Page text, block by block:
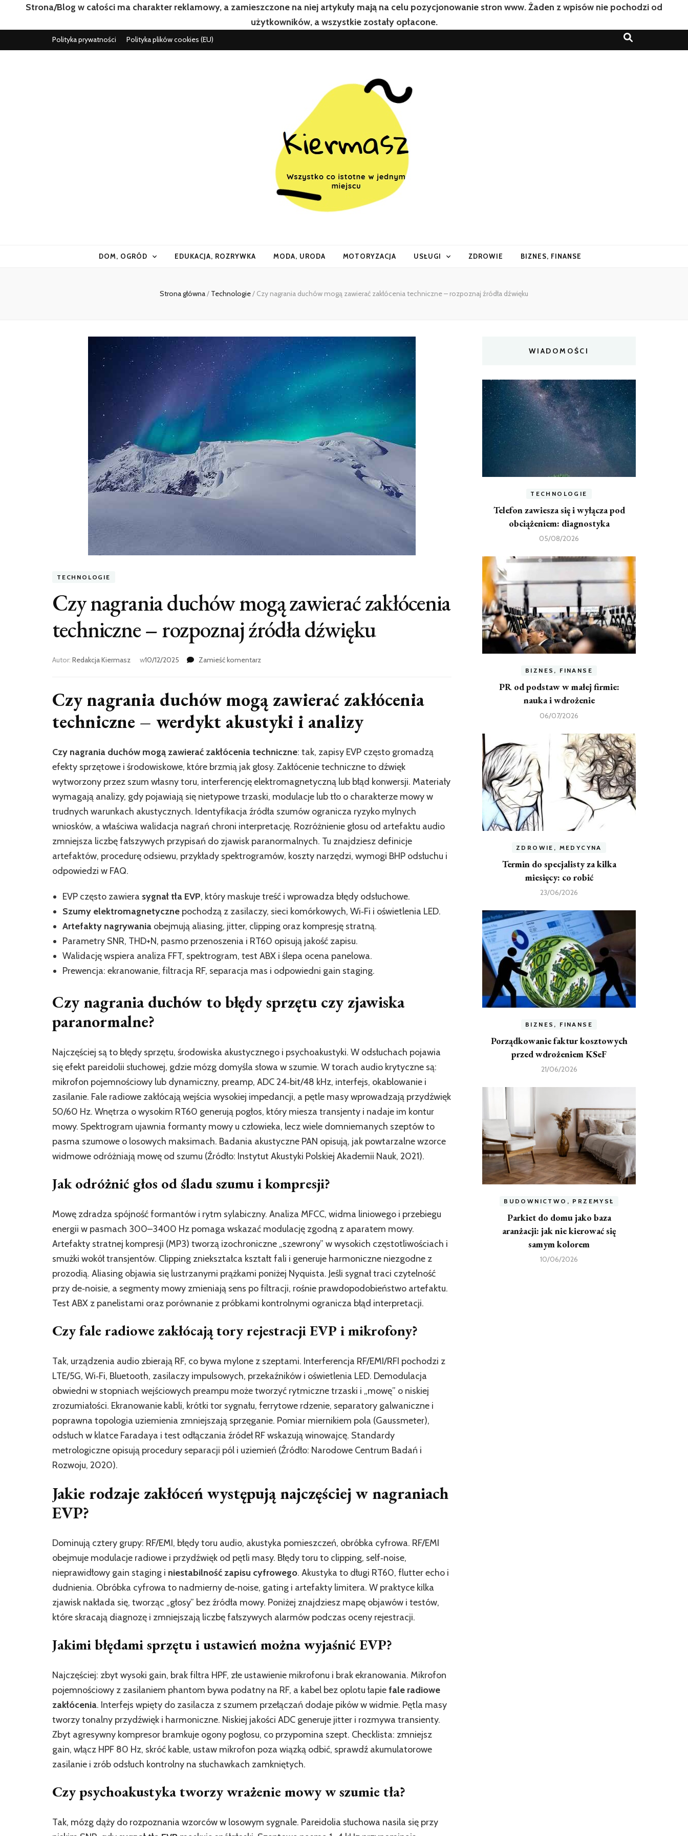
Strona/Blog w całości ma charakter reklamowy, a zamieszczone na niej artykuły mają na celu pozycjonowanie stron www. Żaden z wpisów nie pochodzi od
użytkowników, a wszystkie zostały opłacone.
Polityka prywatności Polityka plików cookies (EU)
DOM, OGRÓD EDUKACJA, ROZRYWKA MODA, URODA MOTORYZACJA USŁUGI ZDROWIE BIZNES, FINANSE
Strona główna/ Technologie/ Czy nagrania duchów mogą zawierać zakłócenia techniczne – rozpoznaj źródła dźwięku
TECHNOLOGIE
Czy nagrania duchów mogą zawierać zakłócenia
techniczne – rozpoznaj źródła dźwięku
Autor: Redakcja Kiermasz w10/12/2025 Zamieść komentarzwe
duchów
mogą
zawierać
zakłócenia
–
rozpoznaj
źródła
Czy nagrania duchów mogą zawierać zakłócenia
techniczne – werdykt akustyki i analizy
Czy nagrania duchów mogą zawierać zakłócenia techniczne: tak, zapisy EVP często gromadzą
efekty sprzętowe i środowiskowe, które brzmią jak głosy. Zakłócenie techniczne to dźwięk
wytworzony przez szum własny toru, interferencję elektromagnetyczną lub błąd konwersji. Materiały
wymagają analizy, gdy pojawiają się nietypowe trzaski, modulacje lub tło o charakterze mowy w
trudnych warunkach akustycznych. Identyfikacja źródła szumów ogranicza ryzyko mylnych
wniosków, a właściwa walidacja nagrań chroni interpretację. Rozróżnienie głosu od artefaktu audio
zmniejsza liczbę fałszywych przypisań do zjawisk paranormalnych. Tu znajdziesz definicje
artefaktów, procedurę odsiewu, przykłady spektrogramów, koszty narzędzi, wymogi BHP odsłuchu i
odpowiedzi w FAQ.
EVP często zawiera sygnał tła EVP, który maskuje treść i wprowadza błędy odsłuchowe.
Szumy elektromagnetyczne pochodzą z zasilaczy, sieci komórkowych, Wi‑Fi i oświetlenia LED.
Artefakty nagrywania obejmują aliasing, jitter, clipping oraz kompresję stratną.
Parametry SNR, THD+N, pasmo przenoszenia i RT60 opisują jakość zapisu.
Walidację wspiera analiza FFT, spektrogram, test ABX i ślepa ocena panelowa.
Prewencja: ekranowanie, filtracja RF, separacja mas i odpowiedni gain staging.
Czy nagrania duchów to błędy sprzętu czy zjawiska
paranormalne?
Najczęściej są to błędy sprzętu, środowiska akustycznego i psychoakustyki. W odsłuchach pojawia
się efekt pareidolii słuchowej, gdzie mózg domyśla słowa w szumie. W torach audio krytyczne są:
mikrofon pojemnościowy lub dynamiczny, preamp, ADC 24‑bit/48 kHz, interfejs, okablowanie i
zasilanie. Fale radiowe zakłócają wejścia wysokiej impedancji, a pętle masy wprowadzają przydźwięk
50/60 Hz. Wnętrza o wysokim RT60 generują pogłos, który miesza transjenty i nadaje im kontur
mowy. Spektrogram ujawnia formanty mowy u człowieka, lecz wiele domniemanych szeptów to
pasma szumowe o losowych maksimach. Badania akustyczne PAN opisują, jak powtarzalne wzorce
widmowe odróżniają mowę od szumu (Źródło: Instytut Akustyki Polskiej Akademii Nauk, 2021).
Jak odróżnić głos od śladu szumu i kompresji?
Mowę zdradza spójność formantów i rytm sylabiczny. Analiza MFCC, widma liniowego i przebiegu
energii w pasmach 300–3400 Hz pomaga wskazać modulację zgodną z aparatem mowy.
Artefakty stratnej kompresji (MP3) tworzą izochroniczne „szewrony” w wysokich częstotliwościach i
smużki wokół transjentów. Clipping zniekształca kształt fali i generuje harmoniczne niezgodne z
prozodią. Aliasing objawia się lustrzanymi prążkami poniżej Nyquista. Jeśli sygnał traci czytelność
przy de‑noisie, a segmenty mowy zmieniają sens po filtracji, rośnie prawdopodobieństwo artefaktu.
Test ABX z panelistami oraz porównanie z próbkami kontrolnymi ogranicza błąd interpretacji.
Czy fale radiowe zakłócają tory rejestracji EVP i mikrofony?
Tak, urządzenia audio zbierają RF, co bywa mylone z szeptami. Interferencja RF/EMI/RFI pochodzi z
LTE/5G, Wi‑Fi, Bluetooth, zasilaczy impulsowych, przekaźników i oświetlenia LED. Demodulacja
obwiedni w stopniach wejściowych preampu może tworzyć rytmiczne trzaski i „mowę” o niskiej
zrozumiałości. Ekranowanie kabli, krótki tor sygnału, ferrytowe rdzenie, separatory galwaniczne i
poprawna topologia uziemienia zmniejszają sprzęganie. Pomiar miernikiem pola (Gaussmeter),
odsłuch w klatce Faradaya i test odłączania źródeł RF wskazują winowajcę. Standardy
metrologiczne opisują procedury separacji pól i uziemień (Źródło: Narodowe Centrum Badań i
Rozwoju, 2020).
Jakie rodzaje zakłóceń występują najczęściej w nagraniach
EVP?
Dominują cztery grupy: RF/EMI, błędy toru audio, akustyka pomieszczeń, obróbka cyfrowa. RF/EMI
obejmuje modulacje radiowe i przydźwięk od pętli masy. Błędy toru to clipping, self‑noise,
nieprawidłowy gain staging i niestabilność zapisu cyfrowego. Akustyka to długi RT60, flutter echo i
dudnienia. Obróbka cyfrowa to nadmierny de‑noise, gating i artefakty limitera. W praktyce kilka
zjawisk nakłada się, tworząc „głosy” bez źródła mowy. Poniżej znajdziesz mapę objawów i testów,
które skracają diagnozę i zmniejszają liczbę fałszywych alarmów podczas oceny rejestracji.
Jakimi błędami sprzętu i ustawień można wyjaśnić EVP?
Najczęściej: zbyt wysoki gain, brak filtra HPF, złe ustawienie mikrofonu i brak ekranowania. Mikrofon
pojemnościowy z zasilaniem phantom bywa podatny na RF, a kabel bez oplotu łapiefale radiowe
zakłócenia. Interfejs wpięty do zasilacza z szumem przełączań dodaje pików w widmie. Pętla masy
tworzy tonalny przydźwięk i harmoniczne. Niskiej jakości ADC generuje jitter i rozmywa transienty.
Zbyt agresywny kompresor bramkuje ogony pogłosu, co przypomina szept. Checklista: zmniejsz
gain, włącz HPF 80 Hz, skróć kable, ustaw mikrofon poza wiązką odbić, sprawdź akumulatorowe
zasilanie i zrób odsłuch kontrolny na słuchawkach zamkniętych.
Czy psychoakustyka tworzy wrażenie mowy w szumie tła?
Tak, mózg dąży do rozpoznania wzorców w losowym sygnale. Pareidolia słuchowa nasila się przy
WIADOMOŚCI
TECHNOLOGIE
Telefon zawiesza się i wyłącza pod
obciążeniem: diagnostyka
05/08/2026
BIZNES, FINANSE
PR od podstaw w małej firmie:
nauka i wdrożenie
06/07/2026
ZDROWIE, MEDYCYNA
Termin do specjalisty za kilka
miesięcy: co robić
23/06/2026
BIZNES, FINANSE
Porządkowanie faktur kosztowych
przed wdrożeniem KSeF
21/06/2026
BUDOWNICTWO, PRZEMYSŁ
Parkiet do domu jako baza
aranżacji: jak nie kierować się
samym kolorem
10/06/2026